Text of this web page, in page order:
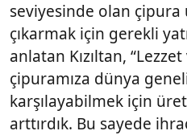
seviyesinde olan çipura
çıkarmak için gerekli
anlatan Kızıltan,
çipuramıza dünya
karşılayabilmek için
arttırdık. Bu sayede